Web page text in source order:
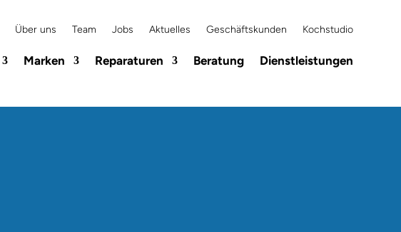
Über uns Team Jobs Aktuelles Geschäftskunden Kochstudio
Marken Reparaturen Beratung Dienstleistungen